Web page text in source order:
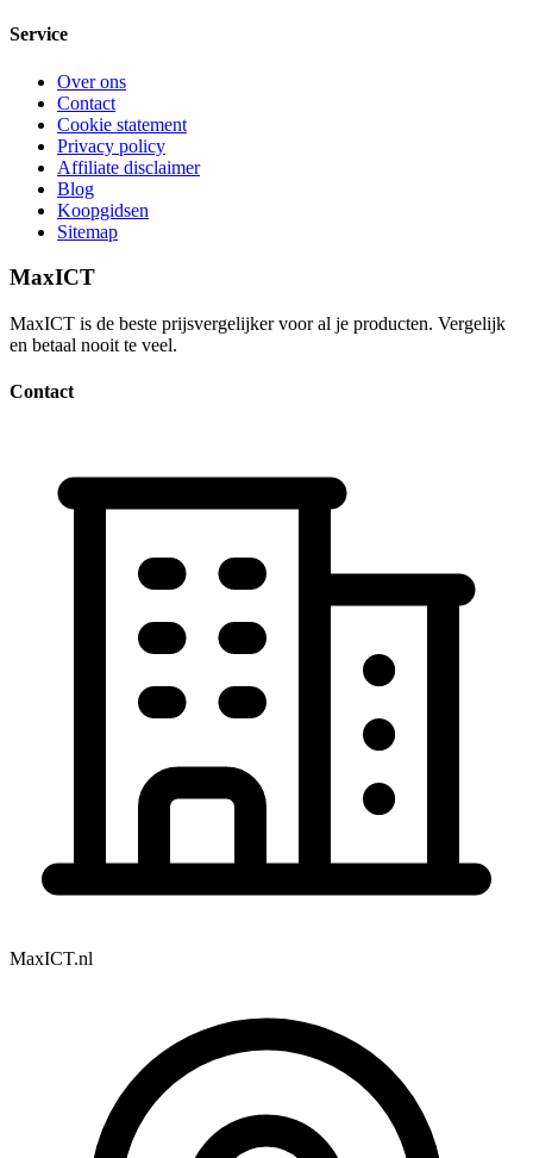
Service
Over ons
Contact
Cookie statement
Privacy policy
Affiliate disclaimer
Blog
Koopgidsen
Sitemap
MaxICT
MaxICT is de beste prijsvergelijker voor al je producten. Vergelijk
en betaal nooit te veel.
Contact
MaxICT.nl